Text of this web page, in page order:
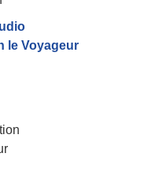
le Voyageur